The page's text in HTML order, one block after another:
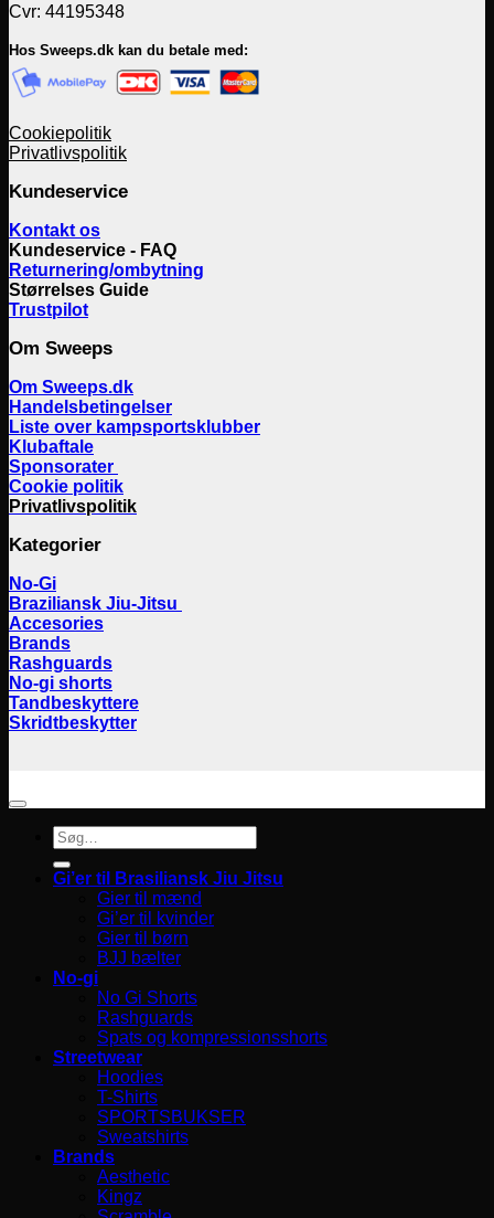
Cvr: 44195348
Hos Sweeps.dk kan du betale med:
Cookiepolitik
Privatlivspolitik
Kundeservice
Kontakt os
Kundeservice - FAQ
Returnering/ombytning
Størrelses Guide
Trustpilot
Om Sweeps
Om Sweeps.dk
Handelsbetingelser
Liste over kampsportsklubber
Klubaftale
Sponsorater
Cookie politik
Privatlivspolitik
Kategorier
No-Gi
Braziliansk Jiu-Jitsu
Accesories
Brands
Rashguards
No-gi shorts
Tandbeskyttere
Skridtbeskytter
Søg
efter:
Gi’er til Brasiliansk Jiu Jitsu
Gier til mænd
Gi’er til kvinder
Gier til børn
BJJ bælter
No-gi
No Gi Shorts
Rashguards
Spats og kompressionsshorts
Streetwear
Hoodies
T-Shirts
SPORTSBUKSER
Sweatshirts
Brands
Aesthetic
Kingz